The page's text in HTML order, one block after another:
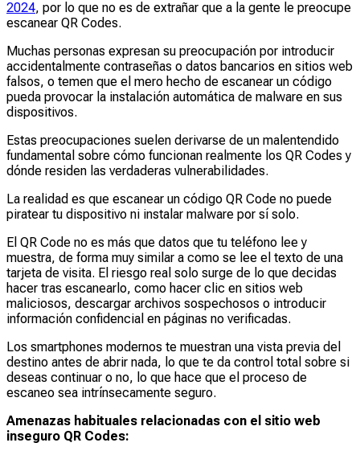
2024, por lo que no es de extrañar que a la gente le preocupe
escanear QR Codes.
Muchas personas expresan su preocupación por introducir
accidentalmente contraseñas o datos bancarios en sitios web
falsos, o temen que el mero hecho de escanear un código
pueda provocar la instalación automática de malware en sus
dispositivos.
Estas preocupaciones suelen derivarse de un malentendido
fundamental sobre cómo funcionan realmente los QR Codes y
dónde residen las verdaderas vulnerabilidades.
La realidad es que escanear un código QR Code no puede
piratear tu dispositivo ni instalar malware por sí solo.
El QR Code no es más que datos que tu teléfono lee y
muestra, de forma muy similar a como se lee el texto de una
tarjeta de visita. El riesgo real solo surge de lo que decidas
hacer tras escanearlo, como hacer clic en sitios web
maliciosos, descargar archivos sospechosos o introducir
información confidencial en páginas no verificadas.
Los smartphones modernos te muestran una vista previa del
destino antes de abrir nada, lo que te da control total sobre si
deseas continuar o no, lo que hace que el proceso de
escaneo sea intrínsecamente seguro.
Amenazas habituales relacionadas con el sitio web
inseguro QR Codes: